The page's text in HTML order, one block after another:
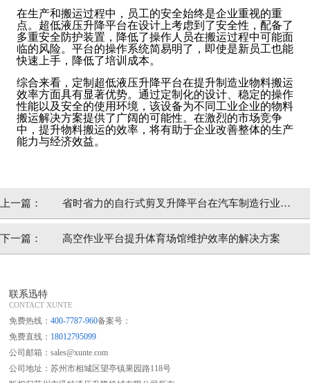
在生产和搬运过程中，员工的安全始终是企业重视的重
点。超低液压升降平台在设计上考虑到了安全性，配备了
多重安全防护装置，降低了操作人员在搬运过程中可能面
临的风险。平台的操作系统简易明了，即使是新员工也能
快速上手，降低了培训成本。
综合来看，定制超低液压升降平台在提升制造业物料搬运
效率方面具有显著优势。通过定制化的设计、稳定的操作
性能以及安全的使用环境，该设备为不同工业企业的物料
搬运解决方案提供了广阔的可能性。在激烈的市场竞争
中，提升物料搬运的效率，将有助于企业改善整体的生产
能力与经济效益。
上一篇： 省时省力的自行式剪叉升降平台在汽车制造行业的
优势
下一篇： 高空作业平台提升体育场馆维护效率的解决方案
联系迅特
CONTACT XUNTE
免费热线：400-7787-960备案号：
免费直线： 18012795099
公司邮箱：sales@xunte.com
公司地址：苏州市相城区望亭镇果园路118号